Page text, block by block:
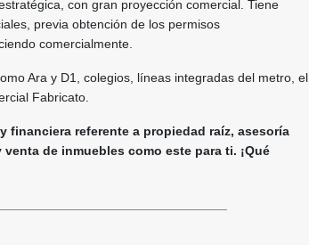
con gran proyección comercial. Tiene
previa obtención de los permisos
comercialmente.
Ara y D1, colegios, líneas integradas del metro, el
Fabricato.
financiera referente a propiedad raíz, asesoría
de inmuebles como este para ti. ¡Qué